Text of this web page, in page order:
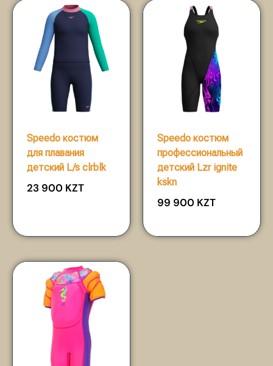
Speedo костюм
для плавания
детский L/s clrblk
23 900 KZT
Speedo костюм
профессиональный
детский Lzr ignite
kskn
99 900 KZT